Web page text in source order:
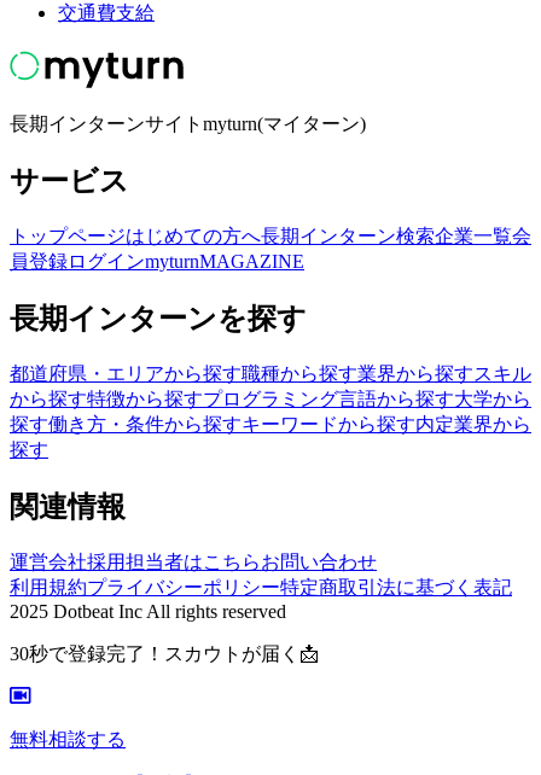
交通費支給
長期インターンサイトmyturn(マイターン)
サービス
トップページはじめての方へ長期インターン検索企業一覧会
員登録ログインmyturnMAGAZINE
長期インターンを探す
都道府県・エリアから探す職種から探す業界から探すスキル
から探す特徴から探すプログラミング言語から探す大学から
探す働き方・条件から探すキーワードから探す内定業界から
探す
関連情報
運営会社採用担当者はこちらお問い合わせ
利用規約プライバシーポリシー特定商取引法に基づく表記
2025 Dotbeat Inc All rights reserved
30秒で登録完了！スカウトが届く📩
無料相談する